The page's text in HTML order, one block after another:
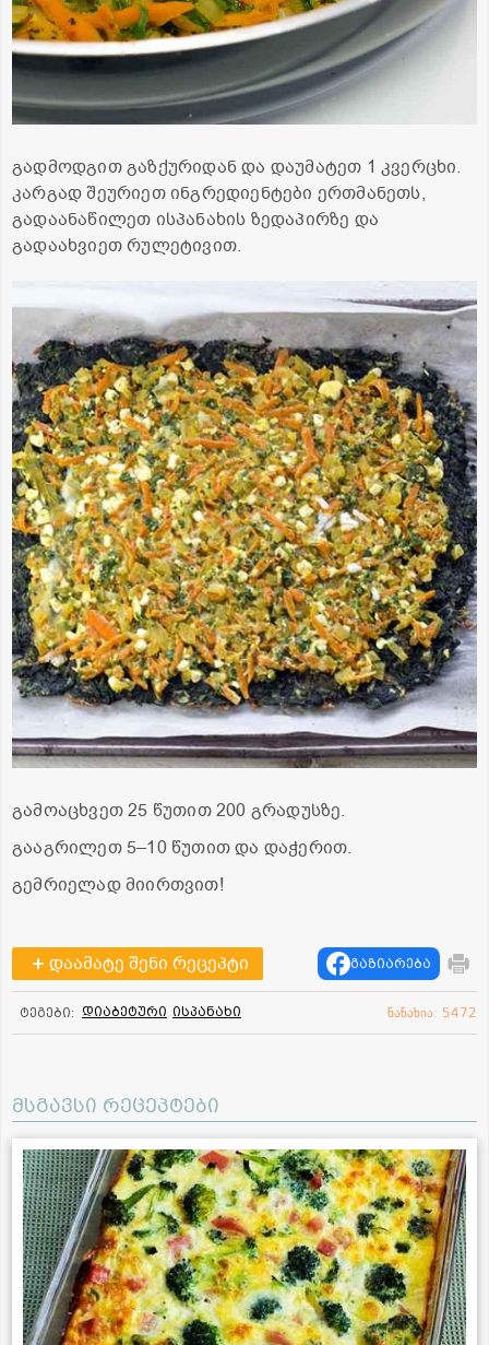
გადმოდგით გაზქურიდან და დაუმატეთ 1 კვერცხი.
კარგად შეურიეთ ინგრედიენტები ერთმანეთს,
გადაანაწილეთ ისპანახის ზედაპირზე და
გადაახვიეთ რულეტივით.
გამოაცხვეთ 25 წუთით 200 გრადუსზე.
გააგრილეთ 5–10 წუთით და დაჭერით.
გემრიელად მიირთვით!
დაამატე შენი რეცეპტი გაზიარება
ტეგები: დიაბეტური ისპანახი ნანახია: 5472
მსგავსი რეცეპტები